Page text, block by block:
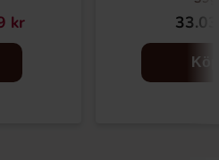
kr
Köp